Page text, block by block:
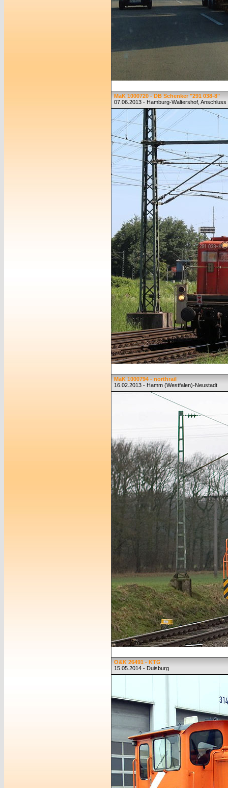
MaK 1000720 - DB Schenker "291 038-8"
07.06.2013 - Hamburg-Waltershof,
MaK 1000794 - northrail
16.02.2013 - Hamm (Westfalen)-Neustadt
O&K 26491 - KTG
15.05.2014 - Duisburg